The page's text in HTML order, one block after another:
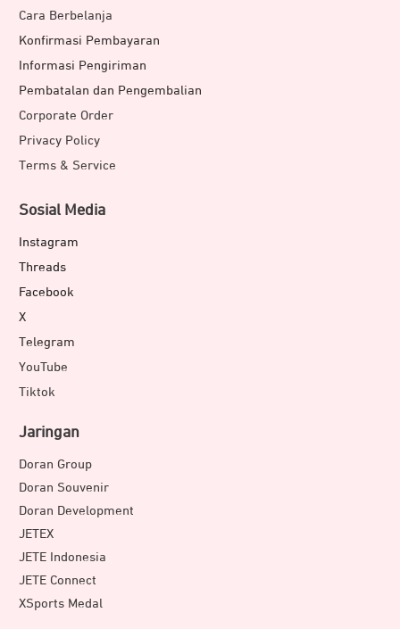
Cara Berbelanja
Konfirmasi Pembayaran
Informasi Pengiriman
Pembatalan dan Pengembalian
Corporate Order
Privacy Policy
Terms & Service
Sosial Media
Instagram
Threads
Facebook
X
Telegram
YouTube
Tiktok
Jaringan
Doran Group
Doran Souvenir
Doran Development
JETEX
JETE Indonesia
JETE Connect
XSports Medal